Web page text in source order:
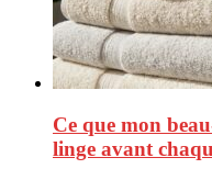
Ce que mon
linge avant